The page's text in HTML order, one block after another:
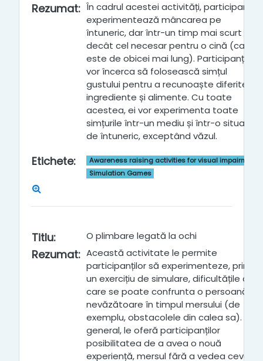
Rezumat: În cadrul acestei activități, participanții
experimentează mâncarea pe
întuneric, dar într-un timp mai scurt
decât cel necesar pentru o cină (care
este de obicei mai lung). Participanții
vor încerca să folosească simțul
gustului pentru a recunoaște diferite
ingrediente și alimente. Cu toate
acestea, ei vor experimenta toate
simțurile într-un mediu și într-o situație
de întuneric, exceptând văzul.
Etichete:
Awareness raising activities for visual impairment
Simulation Games
Titlu: O plimbare legată la ochi
Rezumat: Această activitate le permite
participanților să experimenteze, printr-
un exercițiu de simulare, dificultățile cu
care se poate confrunta o persoană
nevăzătoare în timpul mersului (de
exemplu, obstacolele din calea sa). În
general, le oferă participanților
posibilitatea de a avea o nouă
experiență, mersul fără a vedea ceva.